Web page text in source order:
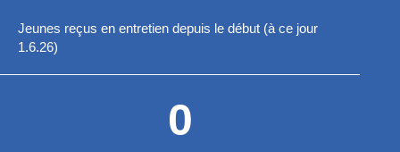
Jeunes reçus en entretien depuis le début (à ce jour
1.6.26)
0